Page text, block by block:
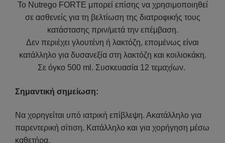
Το Nutrego FORTE μπορεί επίσης να χρησιμοποιηθεί
σε ασθενείς για τη βελτίωση της διατροφικής τους
κατάστασης πριν/μετά την επέμβαση.
Δεν περιέχει γλουτένη ή λακτόζη, επομένως είναι
κατάλληλο για δυσανεξία στη λακτόζη και κοιλιοκάκη.
Σε όγκο 500 ml . Συσκευασία 12 τεμαχίων.
Σημαντική σημείωση:
Να χορηγείται υπό ιατρική επίβλεψη. Ακατάλληλο για
παρεντερική σίτιση. Κατάλληλο και για χορήγηση μέσω
καθετήρα.